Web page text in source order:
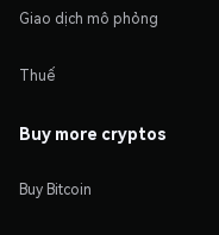
Giao dịch mô phỏng
Thuế
Buy more cryptos
Buy Bitcoin